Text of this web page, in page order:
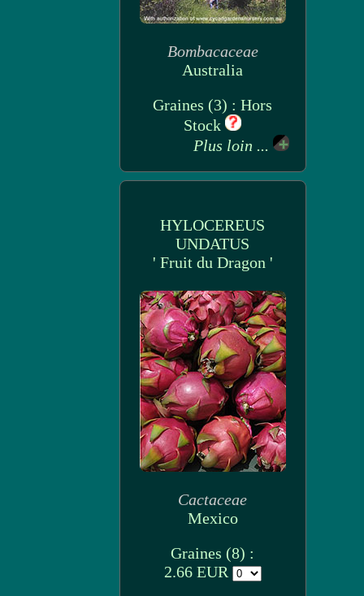
Bombacaceae
Australia
Graines (3) : Hors
Stock
Plus loin ...
HYLOCEREUS
UNDATUS
' Fruit du Dragon '
Cactaceae
Mexico
Graines (8) :
2.66 EUR